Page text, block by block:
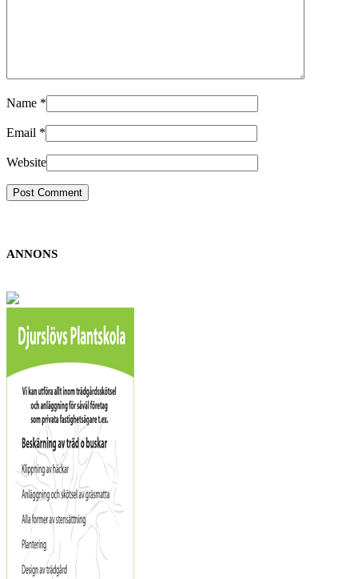
Name *
Email *
Website
ANNONS